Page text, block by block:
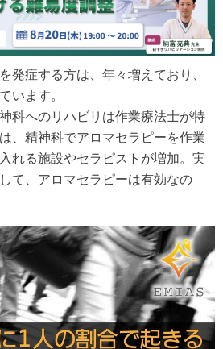
発症する方は、年々増えており、
います。
科へのリハビリは作業療法士が特
、精神科でアロマセラピーを作業
れる施設やセラピストが増加。実
て、アロマセラピーは有効なの